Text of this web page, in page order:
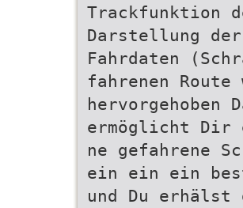
Trackfunktion
Darstellung
Fahrdaten
fahrenen Route
hervorgehoben
ermöglicht Dir
ne gefahrene
ein ein ein
und Du